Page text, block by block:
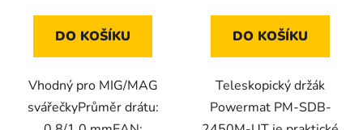
DO KOŠÍKU
Vhodný pro MIG/MAG
svářečkyPrůměr drátu:
DO KOŠÍKU
Teleskopický držák
Powermat PM-SDB-